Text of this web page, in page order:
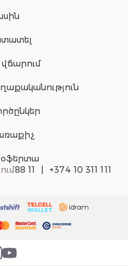
օֆերտա
88 11 +374 10 311 111